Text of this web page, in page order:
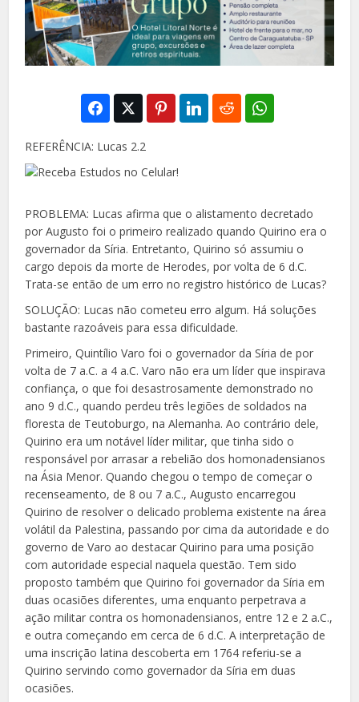
REFERÊNCIA: Lucas 2.2
PROBLEMA: Lucas afirma que o alistamento decretado
por Augusto foi o primeiro realizado quando Quirino era o
governador da Síria. Entretanto,Quirino só assumiu o
cargo depois da morte de Herodes, por volta de 6 d.C.
Trata-se então de umerro no registro histórico de Lucas?
SOLUÇÃO: Lucas não cometeu erro algum. Há soluções
bastante razoáveis para essa dificuldade.
Primeiro, Quintílio Varo foi o governador da Síria de por
volta de 7 a.C. a 4 a.C. Varo não era um líder que inspirava
confiança, o que foi desastrosamente demonstrado no
ano 9 d.C., quando perdeu três legiões de soldados na
floresta de Teutoburgo, na Alemanha. Ao contrário dele,
Quirino era um notável líder militar, que tinha sido o
responsável por arrasar a rebelião dos homonadensianos
na Ásia Menor. Quando chegou o tempo de começar o
recenseamento, de 8 ou 7 a.C., Augusto encarregou
Quirino de resolver o delicado problema existente na área
volátil da Palestina, passando por cima da autoridade e do
governo de Varo ao destacar Quirino para uma posição
com autoridade especial naquela questão. Tem sido
proposto também que Quirino foi governador da Síria em
duas ocasiões diferentes, uma enquanto perpetrava a
ação militar contra os homonadensianos, entre 12 e 2 a.C.,
e outra começando em cerca de 6 d.C. A interpretação de
uma inscrição latina descoberta em 1764 referiu-se a
Quirino servindo como governador da Síria em duas
ocasiões.